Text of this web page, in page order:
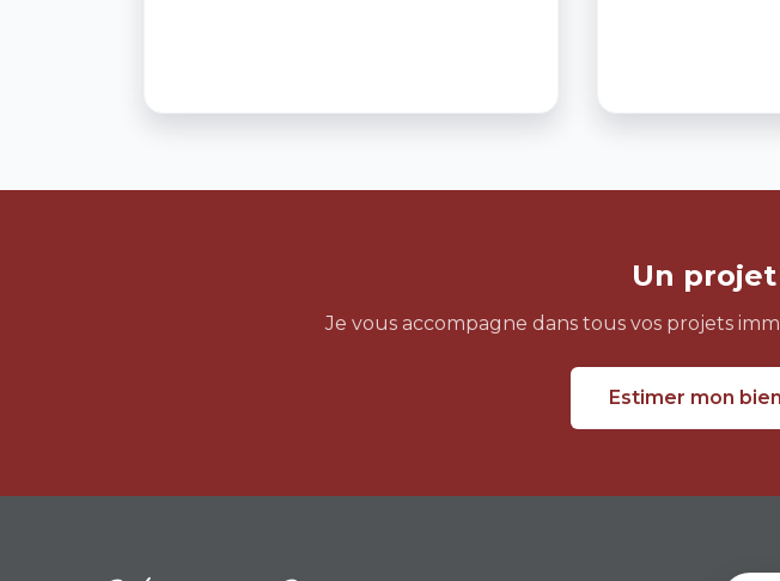
Un
Je vous accompagne dans tous vos projets
Estimer mon bien